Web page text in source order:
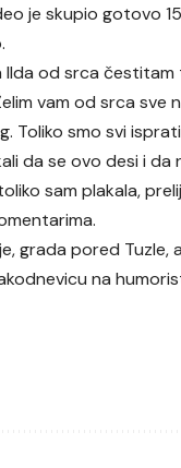
je skupio gotovo
Ilda od srca
vam od srca sve
Toliko smo svi
da se ovo desi i
sam plakala,
grada pored
na